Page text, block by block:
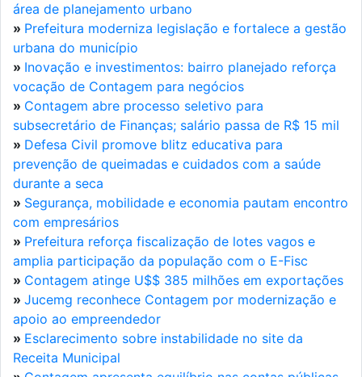
área de planejamento urbano
» Prefeitura moderniza legislação e fortalece a gestão
urbana do município
» Inovação e investimentos: bairro planejado reforça
vocação de Contagem para negócios
» Contagem abre processo seletivo para
subsecretário de Finanças; salário passa de R$ 15 mil
» Defesa Civil promove blitz educativa para
prevenção de queimadas e cuidados com a saúde
durante a seca
» Segurança, mobilidade e economia pautam encontro
com empresários
» Prefeitura reforça fiscalização de lotes vagos e
amplia participação da população com o E-Fisc
» Contagem atinge U$$ 385 milhões em exportações
» Jucemg reconhece Contagem por modernização e
apoio ao empreendedor
» Esclarecimento sobre instabilidade no site da
Receita Municipal